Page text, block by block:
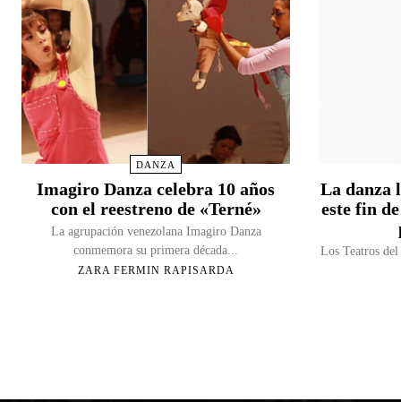
DANZA
Imagiro Danza celebra 10 años
con el reestreno de «Terné»
La agrupación venezolana Imagiro Danza
conmemora su primera década...
ZARA FERMIN RAPISARDA
La danza
este fin
Los Teatros